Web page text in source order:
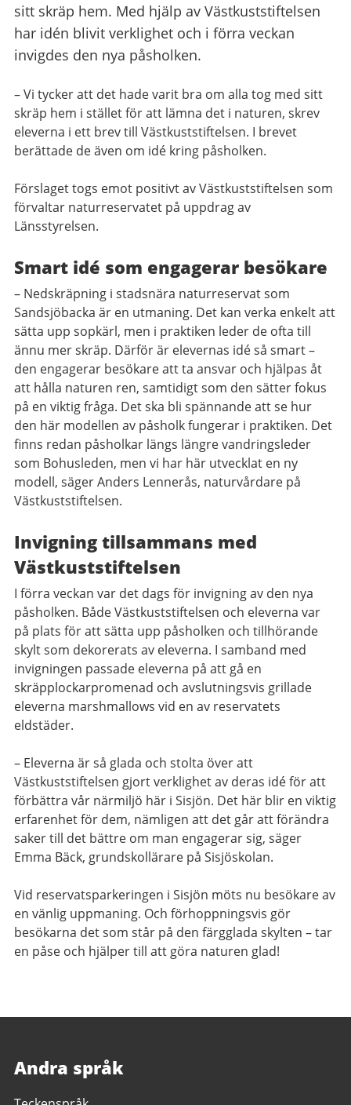
sitt skräp hem. Med hjälp av Västkuststiftelsen
har idén blivit verklighet och i förra veckan
invigdes den nya påsholken.
– Vi tycker att det hade varit bra om alla tog med sitt
skräp hem i stället för att lämna det i naturen, skrev
eleverna i ett brev till Västkuststiftelsen. I brevet
berättade de även om idé kring påsholken.
Förslaget togs emot positivt av Västkuststiftelsen som
förvaltar naturreservatet på uppdrag av
Länsstyrelsen.
Smart idé som engagerar besökare
– Nedskräpning i stadsnära naturreservat som
Sandsjöbacka är en utmaning. Det kan verka enkelt att
sätta upp sopkärl, men i praktiken leder de ofta till
ännu mer skräp. Därför är elevernas idé så smart –
den engagerar besökare att ta ansvar och hjälpas åt
att hålla naturen ren, samtidigt som den sätter fokus
på en viktig fråga. Det ska bli spännande att se hur
den här modellen av påsholk fungerar i praktiken. Det
finns redan påsholkar längs längre vandringsleder
som Bohusleden, men vi har här utvecklat en ny
modell, säger Anders Lennerås, naturvårdare på
Västkuststiftelsen.
Invigning tillsammans med
Västkuststiftelsen
I förra veckan var det dags för invigning av den nya
påsholken. Både Västkuststiftelsen och eleverna var
på plats för att sätta upp påsholken och tillhörande
skylt som dekorerats av eleverna. I samband med
invigningen passade eleverna på att gå en
skräpplockarpromenad och avslutningsvis grillade
eleverna marshmallows vid en av reservatets
eldstäder.
– Eleverna är så glada och stolta över att
Västkuststiftelsen gjort verklighet av deras idé för att
förbättra vår närmiljö här i Sisjön. Det här blir en viktig
erfarenhet för dem, nämligen att det går att förändra
saker till det bättre om man engagerar sig, säger
Emma Bäck, grundskollärare på Sisjöskolan.
Vid reservatsparkeringen i Sisjön möts nu besökare av
en vänlig uppmaning. Och förhoppningsvis gör
besökarna det som står på den färgglada skylten – tar
en påse och hjälper till att göra naturen glad!
Andra språk